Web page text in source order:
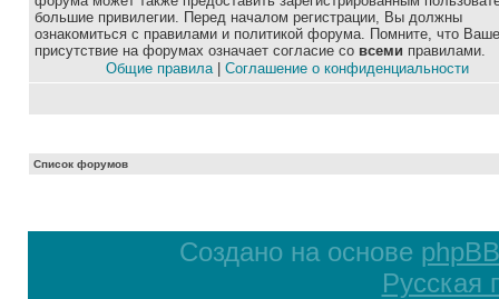
большие привилегии. Перед началом регистрации, Вы должны
ознакомиться с правилами и политикой форума. Помните, что Ваше
присутствие на форумах означает согласие со всеми правилами.
Общие правила| Соглашение о конфиденциальности
Список форумов
Создано на основе phpBB
Русская